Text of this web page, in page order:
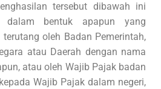
tersebut dibawah ini
bentuk apapun yang
oleh Badan Pemerintah,
atau Daerah dengan nama
atau oleh Wajib Pajak badan
Wajib Pajak dalam negeri,